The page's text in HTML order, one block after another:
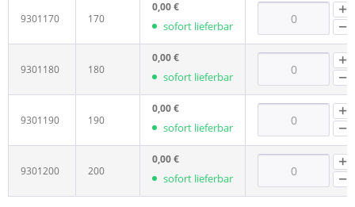
9301170 170
0,00 €
sofort lieferbar
9301180 180
0,00 €
sofort lieferbar
9301190 190
0,00 €
sofort lieferbar
9301200 200
0,00 €
sofort lieferbar